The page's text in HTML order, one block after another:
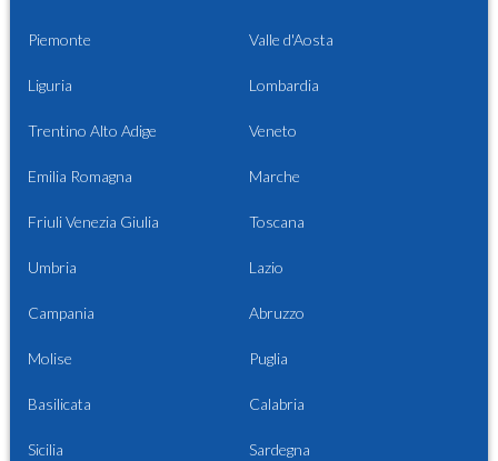
Piemonte Valle d'Aosta
Liguria Lombardia
Trentino Alto Adige Veneto
Emilia Romagna Marche
Friuli Venezia Giulia Toscana
Umbria Lazio
Campania Abruzzo
Molise Puglia
Basilicata Calabria
Sicilia Sardegna